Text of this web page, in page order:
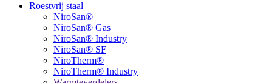
Roestvrij staal
NiroSan®
NiroSan® Gas
NiroSan® Industry
NiroSan® SF
NiroTherm®
NiroTherm® Industry